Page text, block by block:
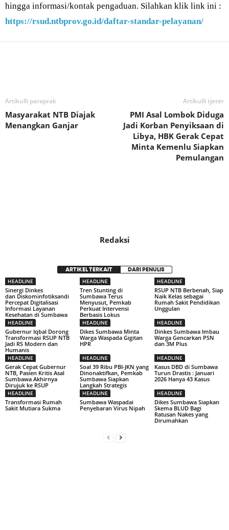
hingga informasi/kontak pengaduan. Silahkan klik link ini :
https://rsud.ntbprov.go.id/daftar-standar-pelayanan/
Artikulli paraprak
Masyarakat NTB Diajak
Menangkan Ganjar
Artikulli tjetër
PMI Asal Lombok Diduga
Jadi Korban Penyiksaan di
Libya, HBK Gerak Cepat
Minta Kemenlu Siapkan
Pemulangan
Redaksi
ARTIKEL TERKAIT DARI PENULIS
HEADLINE
Sinergi Dinkes
dan Diskominfotiksandi
Percepat Digitalisasi
Informasi Layanan
Kesehatan di Sumbawa
HEADLINE
Tren Stunting di
Sumbawa Terus
Menyusut, Pemkab
Perkuat Intervensi
Berbasis Lokus
HEADLINE
RSUP NTB Berbenah, Siap
Naik Kelas sebagai
Rumah Sakit Pendidikan
Unggulan
HEADLINE
Gubernur Iqbal Dorong
Transformasi RSUP NTB
Jadi RS Modern dan
Humanis
HEADLINE
Dikes Sumbawa Minta
Warga Waspada Gigitan
HPR
HEADLINE
Dinkes Sumbawa Imbau
Warga Gencarkan PSN
dan 3M Plus
HEADLINE
Gerak Cepat Gubernur
NTB, Pasien Kritis Asal
Sumbawa Akhirnya
Dirujuk ke RSUP
HEADLINE
Soal 39 Ribu PBI-JKN yang
Dinonaktifkan, Pemkab
Sumbawa Siapkan
Langkah Strategis
HEADLINE
Kasus DBD di Sumbawa
Turun Drastis : Januari
2026 Hanya 43 Kasus
HEADLINE
Transformasi Rumah
Sakit Mutiara Sukma
HEADLINE
Sumbawa Waspadai
Penyebaran Virus Nipah
HEADLINE
Dikes Sumbawa Siapkan
Skema BLUD Bagi
Ratusan Nakes yang
Dirumahkan